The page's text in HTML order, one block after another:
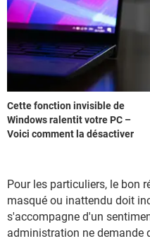
Cette fonction invisible de
Windows ralentit votre PC –
Voici comment la désactiver
Pour les particuliers, le bon
masqué ou inattendu doit
s'accompagne d'un
administration ne demande